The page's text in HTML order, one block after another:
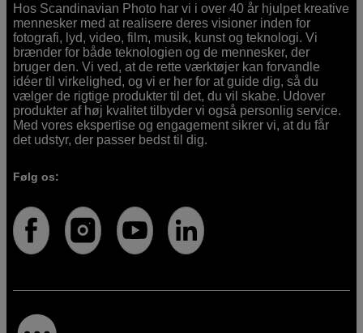
Hos Scandinavian Photo har vi i over 40 år hjulpet kreative
mennesker med at realisere deres visioner inden for
fotografi, lyd, video, film, musik, kunst og teknologi. Vi
brænder for både teknologien og de mennesker, der
bruger den. Vi ved, at de rette værktøjer kan forvandle
idéer til virkelighed, og vi er her for at guide dig, så du
vælger de rigtige produkter til det, du vil skabe. Udover
produkter af høj kvalitet tilbyder vi også personlig service.
Med vores ekspertise og engagement sikrer vi, at du får
det udstyr, der passer bedst til dig.
Følg os: